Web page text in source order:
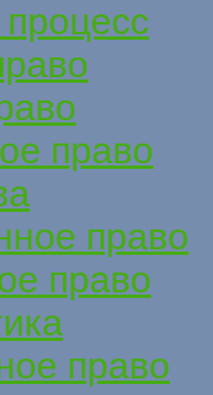
право
право
право
право